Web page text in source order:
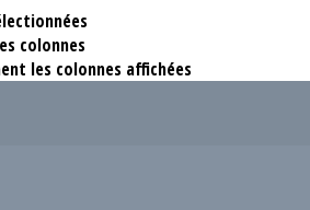
colonnes
les colonnes affichées